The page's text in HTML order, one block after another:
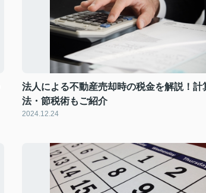
法人による不動産売却時の税金を解説！計
法・節税術もご紹介
2024.12.24